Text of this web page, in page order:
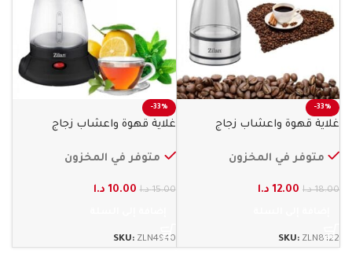
-33%
غلاية قهوة واعشاب زجاج
متوفر في المخزون
18.00 د.ا 12.00 د.ا
SKU: ZLN8122
-33%
غلاية قهوة واعشاب زجاج
متوفر في المخزون
15.00 د.ا 10.00 د.ا
SKU: ZLN4940